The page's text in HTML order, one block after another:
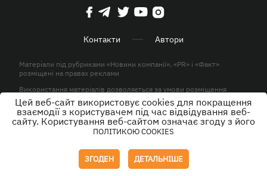
Контакти Автори
Матеріали під рубриками «Новини компанії», «PR» і «Факт»
розміщені на правах реклами
Використання матеріалів дозволяється за умови розміщення
активного гіперпосилання на KP.UA в першому абзаці.
© ТОВ «ЮЛАВ МЕДІА» 2026. Всі права захищені.
Цей веб-сайт використовує cookies для покращення
взаємодії з користувачем під час відвідування веб-
сайту. Користування веб-сайтом означає згоду з його
ПОЛІТИКОЮ COOKIES
ЗГОДЕН ДЕТАЛЬНІШЕ